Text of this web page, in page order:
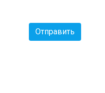
Отправить